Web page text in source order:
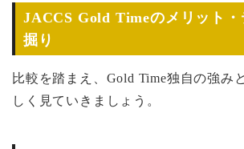
JACCS Gold Timeのメリット
掘り
比較を踏まえ、Gold Time独自の強み
しく見ていきましょう。